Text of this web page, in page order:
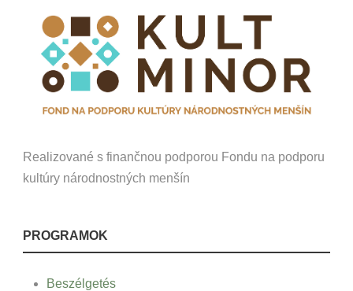
Realizované s finančnou podporou Fondu na podporu
kultúry národnostných menšín
PROGRAMOK
Beszélgetés